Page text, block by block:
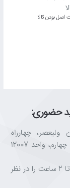
اﺻﻞ ﺑﻮدن ﮐﺎﻟﺎ
حضوری:
ولیعصر، چهارراه
طالقانی، مجتمع تجاری نور تهران، طبقه تجاری چهارم، واحد 12007
(به علت حجم بالای سفارشات، حتما زمان انتظار تا 2 ساعت را در نظر